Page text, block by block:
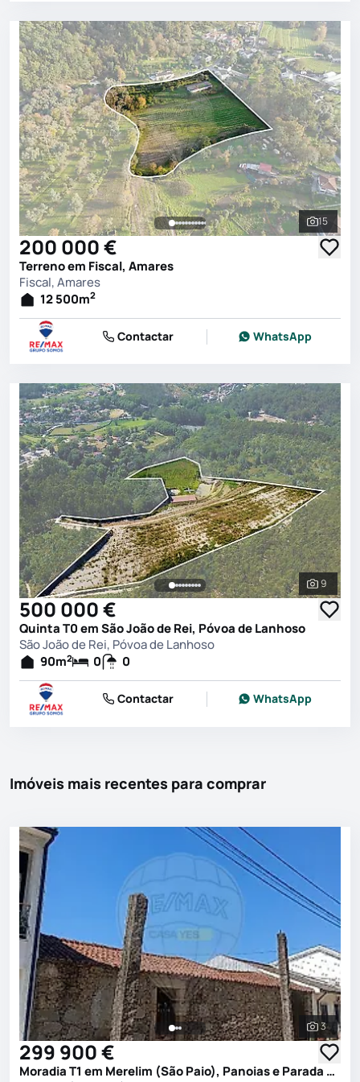
Ver
15
200 000 €
Terreno em Fiscal, Amares
Fiscal, Amares
12 500m2
Contactar WhatsApp
Ver
9
500 000 €
Quinta T0 em São João de Rei, Póvoa de Lanhoso
São João de Rei, Póvoa de Lanhoso
90m2 0 0
Contactar WhatsApp
Imóveis mais recentes para comprar
Ver
3
299 900 €
Moradia T1 em Merelim (São Paio), Panoias e Parada de Tibães, Braga